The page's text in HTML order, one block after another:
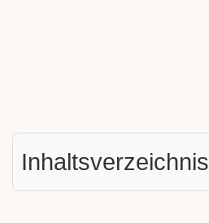
Inhaltsverzeichnis